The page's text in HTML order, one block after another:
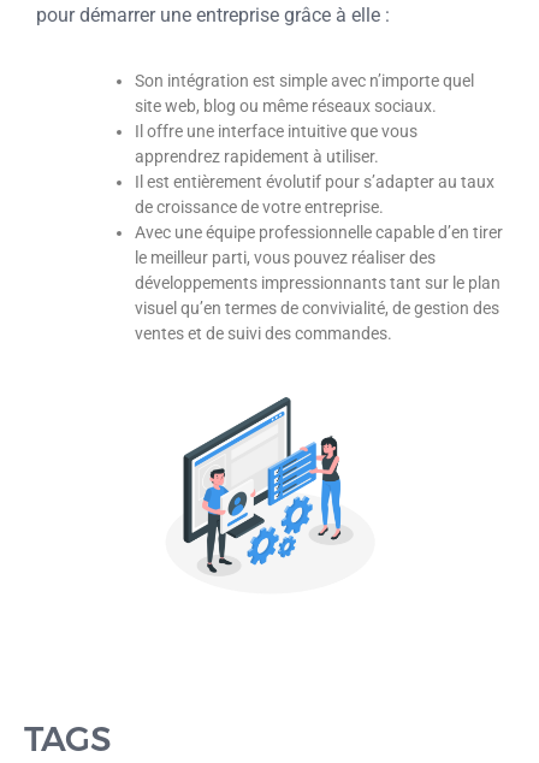
pour démarrer une entreprise grâce à elle :
Son intégration est simple avec n’importe quel
site web, blog ou même réseaux sociaux.
Il offre une interface intuitive que vous
apprendrez rapidement à utiliser.
Il est entièrement évolutif pour s’adapter au taux
de croissance de votre entreprise.
Avec une équipe professionnelle capable d’en tirer
le meilleur parti, vous pouvez réaliser des
développements impressionnants tant sur le plan
visuel qu’en termes de convivialité, de gestion des
ventes et de suivi des commandes.
TAGS